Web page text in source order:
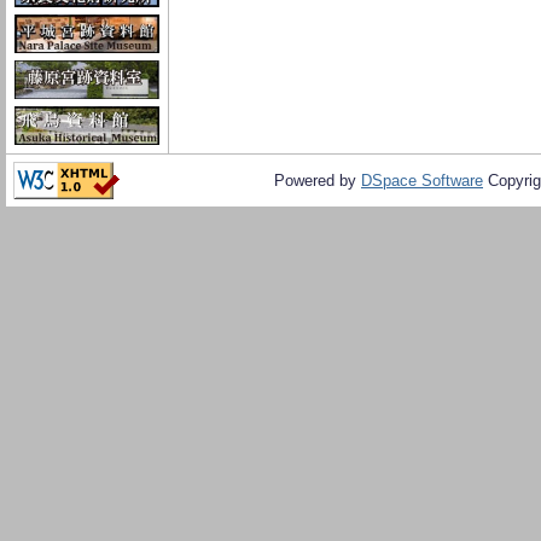
Powered by DSpace Software